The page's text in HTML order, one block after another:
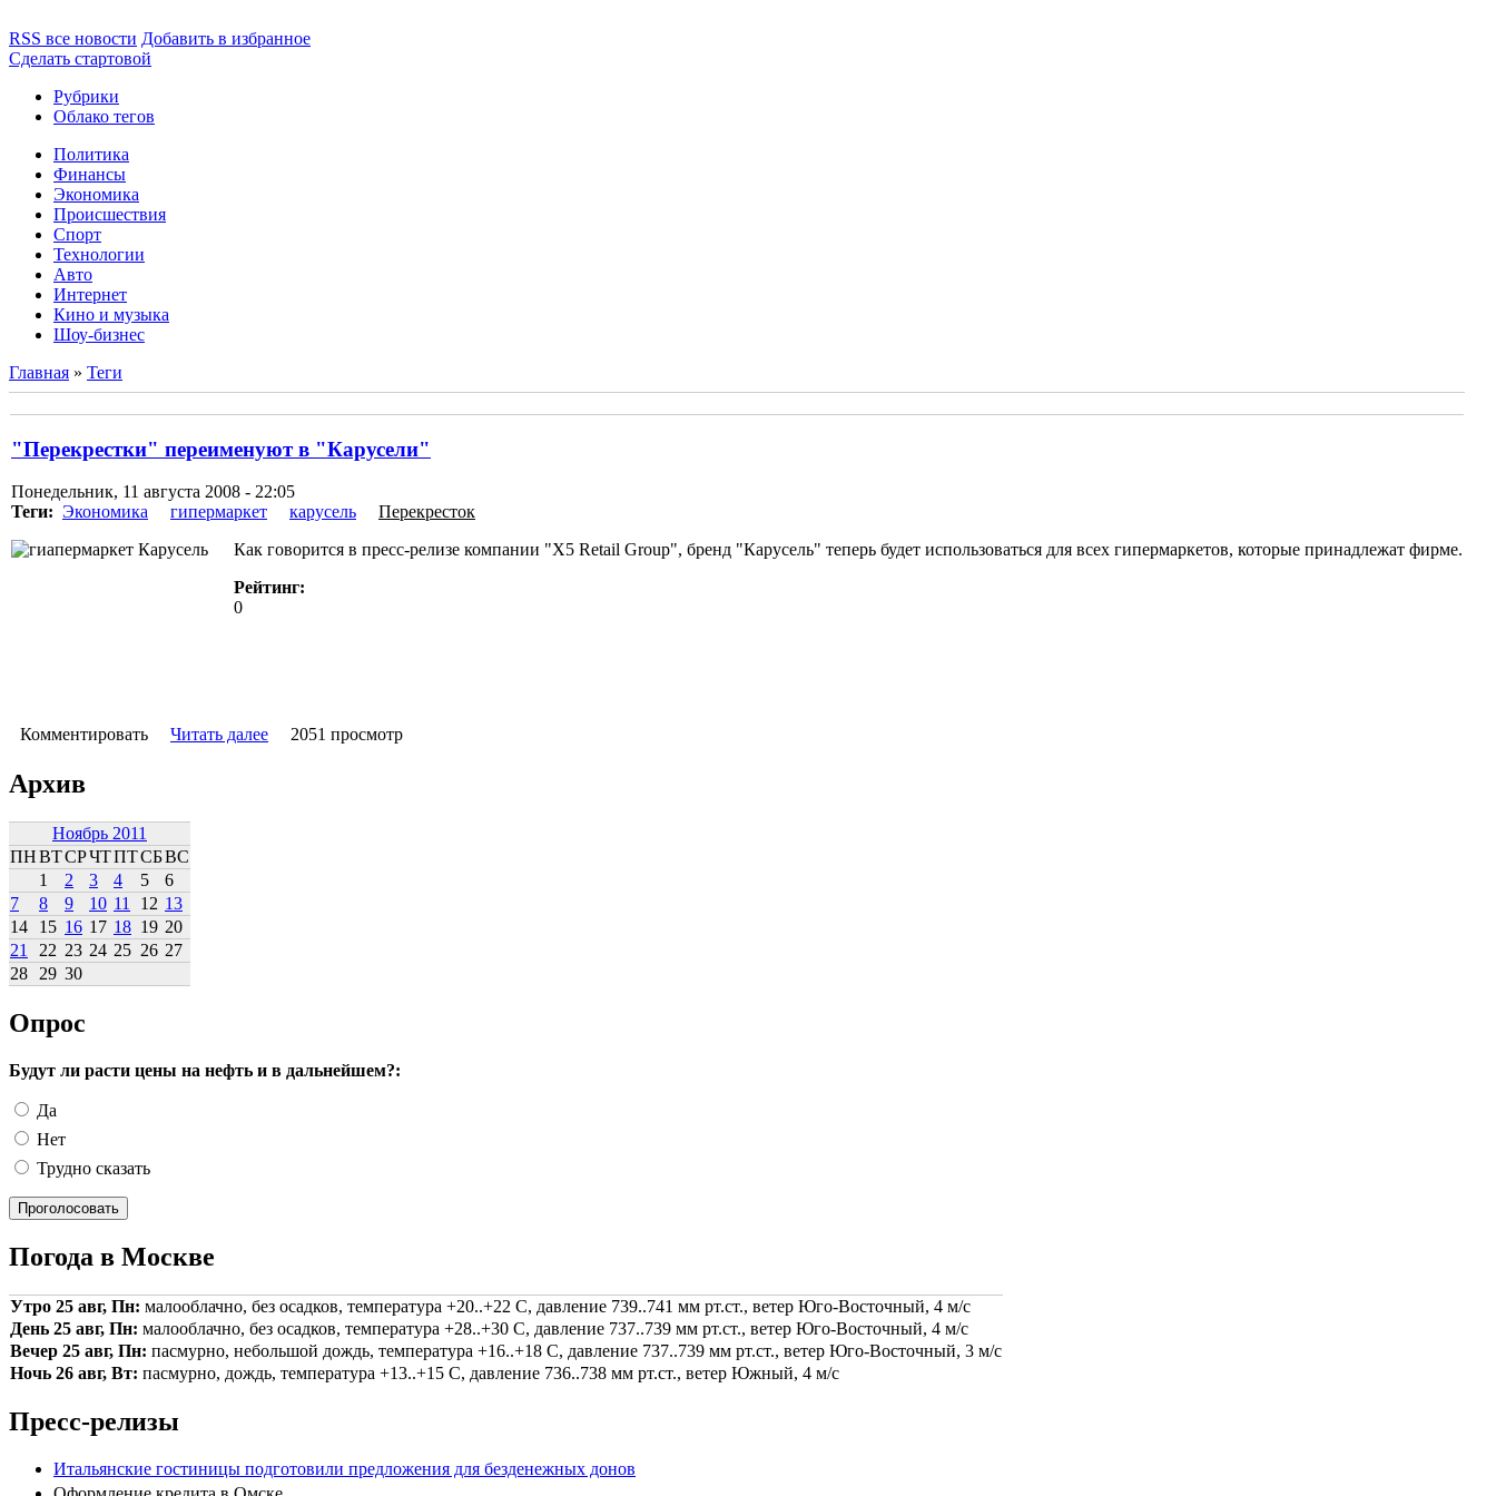
RSS все новости Добавить в избранное
Сделать стартовой
Рубрики
Облако тегов
Политика
Финансы
Экономика
Происшествия
Спорт
Технологии
Авто
Интернет
Кино и музыка
Шоу-бизнес
Главная » Теги
"Перекрестки" переименуют в "Карусели"
Понедельник, 11 августа 2008 - 22:05
Теги: Экономика гипермаркет карусель
Перекресток
Как говорится в пресс-релизе компании "X5 Retail Group", бренд "Карусель" теперь будет использоваться для всех гипермаркетов, которые принадлежат фирме.
Рейтинг:
0
Комментировать Читать далее 2051 просмотр
Архив
Ноябрь 2011
ПНВТСРЧТПТСБВС
1
2 3 4 5
6
7
8 9 10 11 12 13
14
15 16 17 18 19 20
21
22 23 24 25 26 27
28
29 30
Опрос
Будут ли расти цены на нефть и в дальнейшем?:
Да
Нет
Трудно сказать
Погода в Москве
Утро 25 авг, Пн: малооблачно, без осадков, температура +20..+22 С, давление 739..741 мм рт.ст., ветер Юго-Восточный, 4 м/с
День 25 авг, Пн: малооблачно, без осадков, температура +28..+30 С, давление 737..739 мм рт.ст., ветер Юго-Восточный, 4 м/с
Вечер 25 авг, Пн: пасмурно, небольшой дождь, температура +16..+18 С, давление 737..739 мм рт.ст., ветер Юго-Восточный, 3 м/с
Ночь 26 авг, Вт: пасмурно, дождь, температура +13..+15 С, давление 736..738 мм рт.ст., ветер Южный, 4 м/с
Пресс-релизы
Итальянские гостиницы подготовили предложения для безденежных донов